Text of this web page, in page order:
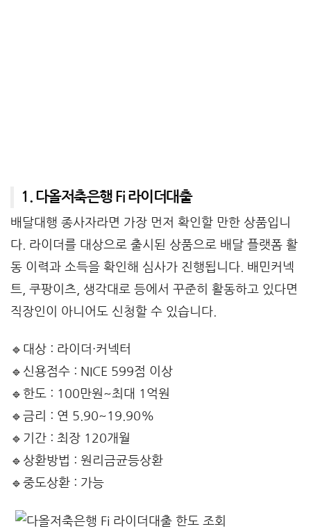
1. 다올저축은행 Fi 라이더대출
배달대행 종사자라면 가장 먼저 확인할 만한 상품입니
다. 라이더를 대상으로 출시된 상품으로 배달 플랫폼 활
동 이력과 소득을 확인해 심사가 진행됩니다. 배민커넥
트, 쿠팡이츠, 생각대로 등에서 꾸준히 활동하고 있다면
직장인이 아니어도 신청할 수 있습니다.
🔹대상 : 라이더·커넥터
🔹신용점수 : NICE 599점 이상
🔹한도 : 100만원~최대 1억원
🔹금리 : 연 5.90~19.90%
🔹기간 : 최장 120개월
🔹상환방법 : 원리금균등상환
🔹중도상환 : 가능